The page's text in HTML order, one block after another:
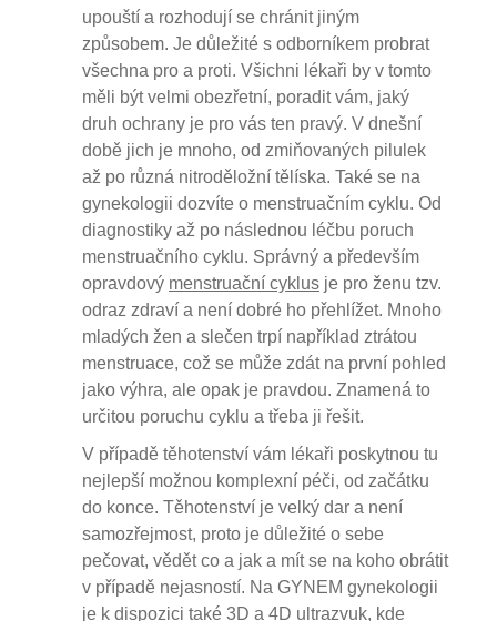
upouští a rozhodují se chránit jiným
způsobem. Je důležité s odborníkem probrat
všechna pro a proti. Všichni lékaři by v tomto
měli být velmi obezřetní, poradit vám, jaký
druh ochrany je pro vás ten pravý. V dnešní
době jich je mnoho, od zmiňovaných pilulek
až po různá nitroděložní tělíska. Také se na
gynekologii dozvíte o menstruačním cyklu. Od
diagnostiky až po následnou léčbu poruch
menstruačního cyklu. Správný a především
opravdový menstruační cyklus je pro ženu tzv.
odraz zdraví a není dobré ho přehlížet. Mnoho
mladých žen a slečen trpí například ztrátou
menstruace, což se může zdát na první pohled
jako výhra, ale opak je pravdou. Znamená to
určitou poruchu cyklu a třeba ji řešit.
V případě těhotenství vám lékaři poskytnou tu
nejlepší možnou komplexní péči, od začátku
do konce. Těhotenství je velký dar a není
samozřejmost, proto je důležité o sebe
pečovat, vědět co a jak a mít se na koho obrátit
v případě nejasností. Na GYNEM gynekologii
je k dispozici také 3D a 4D ultrazvuk, kde